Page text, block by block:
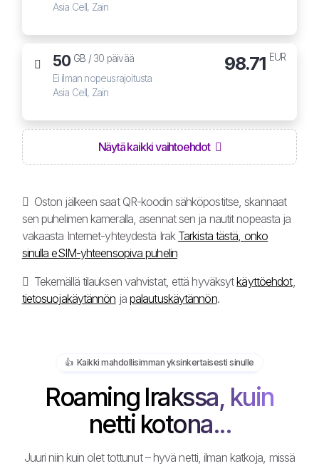
Asia Cell, Zain
50 GB /30 päivää
Ei ilman nopeusrajoitusta
Asia Cell, Zain
98.71 EUR
Näytä kaikki vaihtoehdot
Oston jälkeen saat QR-koodin sähköpostitse, skannaat
sen puhelimen kameralla, asennat sen ja nautit nopeasta ja
vakaasta Internet-yhteydestä Irak Tarkista tästä, onko
sinulla eSIM-yhteensopiva puhelin
Tekemällä tilauksen vahvistat, että hyväksytkäyttöehdot,
tietosuojakäytännön ja palautuskäytännön.
👍️ Kaikki mahdollisimman yksinkertaisesti sinulle
Roaming Irakssa, kuin
netti kotona...
Juuri niin kuin olet tottunut – hyvä netti, ilman katkoja, missä